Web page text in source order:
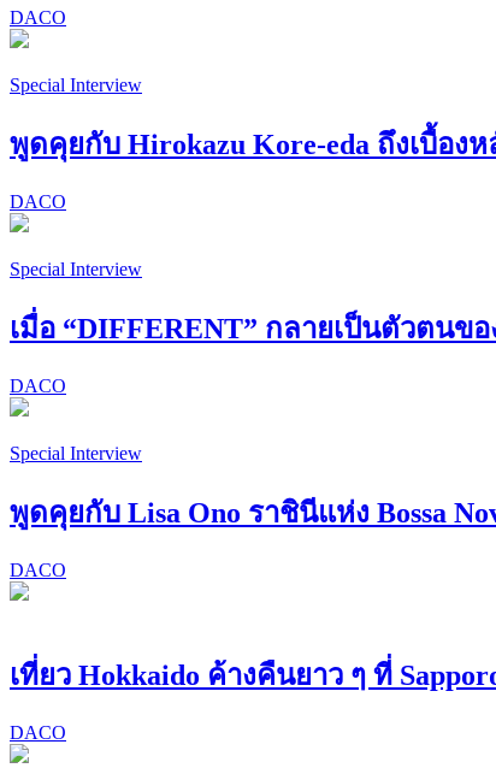
DACO
Special Interview
พูดคุยกับ Hirokazu Kore-eda ถึงเบื้องห
DACO
Special Interview
เมื่อ “DIFFERENT” กลายเป็นตัวตนขอ
DACO
Special Interview
พูดคุยกับ Lisa Ono ราชินีแห่ง Bossa
DACO
เที่ยว Hokkaido ค้างคืนยาว ๆ ที่
DACO